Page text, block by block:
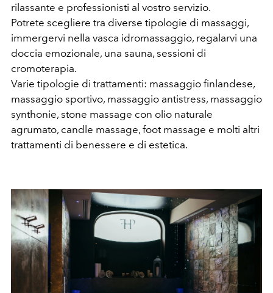
rilassante e professionisti al vostro servizio.
Potrete scegliere tra diverse tipologie di massaggi,
immergervi nella vasca idromassaggio, regalarvi una
doccia emozionale, una sauna, sessioni di
cromoterapia.
Varie tipologie di trattamenti: massaggio finlandese,
massaggio sportivo, massaggio antistress, massaggio
synthonie, stone massage con olio naturale
agrumato, candle massage, foot massage e molti altri
trattamenti di benessere e di estetica.